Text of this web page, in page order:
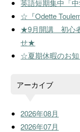
英語短期集中「
☆『Odette
★9月開講 初心
せ★
☆夏期休暇のお
アーカイブ
2026年08月
2026年07月